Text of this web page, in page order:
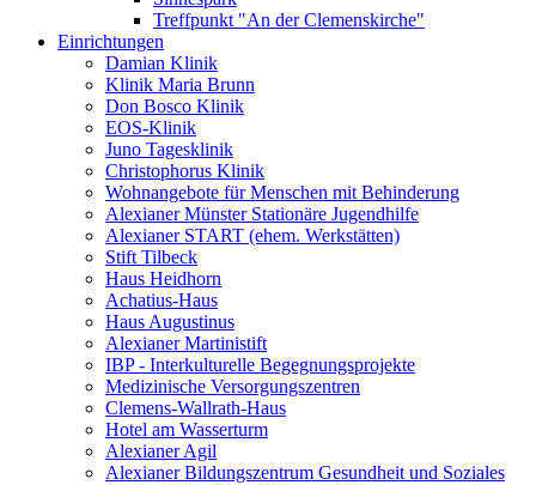
Treffpunkt "An der Clemenskirche"
Einrichtungen
Damian Klinik
Klinik Maria Brunn
Don Bosco Klinik
EOS-Klinik
Juno Tagesklinik
Christophorus Klinik
Wohnangebote für Menschen mit Behinderung
Alexianer Münster Stationäre Jugendhilfe
Alexianer START (ehem. Werkstätten)
Stift Tilbeck
Haus Heidhorn
Achatius-Haus
Haus Augustinus
Alexianer Martinistift
IBP - Interkulturelle Begegnungsprojekte
Medizinische Versorgungszentren
Clemens-Wallrath-Haus
Hotel am Wasserturm
Alexianer Agil
Alexianer Bildungszentrum Gesundheit und Soziales